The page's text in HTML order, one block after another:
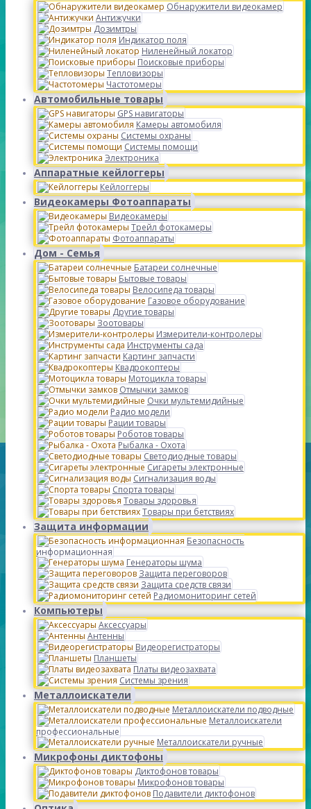
Обнаружители видеокамер
Антижучки
Дозимтры
Индикатор поля
Ниленейный локатор
Поисковые приборы
Тепловизоры
Частотомеры
Автомобильные товары
GPS навигаторы
Камеры автомобиля
Системы охраны
Системы помощи
Электроника
Аппаратные кейлоггеры
Кейлоггеры
Видеокамеры Фотоаппараты
Видеокамеры
Трейл фотокамеры
Фотоаппараты
Дом - Семья
Батареи солнечные
Бытовые товары
Велосипеда товары
Газовое оборудование
Другие товары
Зоотовары
Измерители-контролеры
Инструменты сада
Картинг запчасти
Квадрокоптеры
Мотоцикла товары
Отмычки замков
Очки мультемидийные
Радио модели
Рации товары
Роботов товары
Рыбалка - Охота
Светодиодные товары
Сигареты электронные
Сигнализация воды
Спорта товары
Товары здоровья
Товары при бетствиях
Защита информации
Безопасность
информационная
Генераторы шума
Защита переговоров
Защита средств связи
Радиомониторинг сетей
Компьютеры
Аксессуары
Антенны
Видеорегистраторы
Планшеты
Платы видеозахвата
Системы зрения
Металлоискатели
Металлоискатели подводные
Металлоискатели
профессиональные
Металлоискатели ручные
Микрофоны диктофоны
Диктофонов товары
Микрофонов товары
Подавители диктофонов